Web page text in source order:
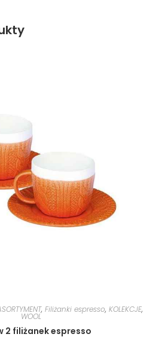
, Filiżanki espresso, KOLEKCJE,
WOOL
2 filiżanek espresso